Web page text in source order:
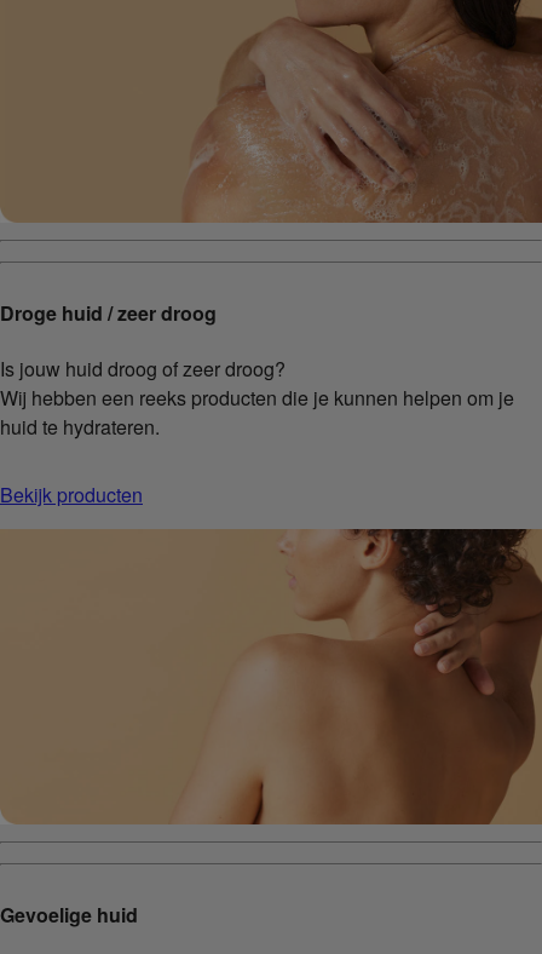
Droge huid / zeer droog
Is jouw huid droog of zeer droog?
Wij hebben een reeks producten die je kunnen helpen om je
huid te hydrateren.
Bekijk producten
Gevoelige huid